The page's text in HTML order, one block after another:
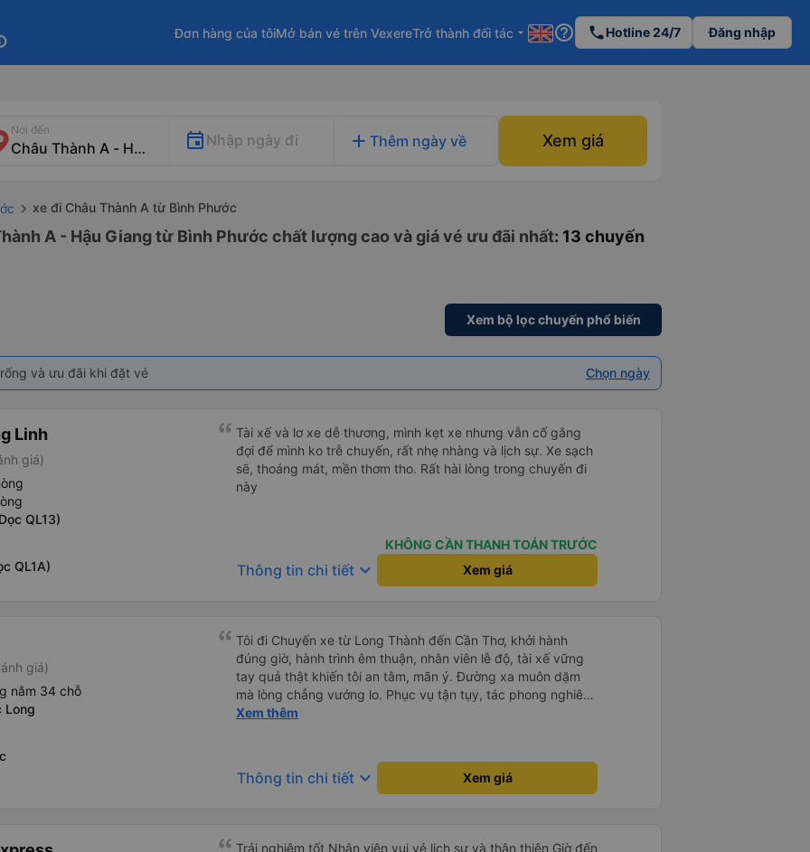
Đơn hàng của tôiMở bán vé trên VexereTrở thành đối tác arrow_drop_down help_outline phoneHotline 24/7 Đăng nhập
Nơi đến
Nhập ngày đi add Thêm ngày về Xem giá
xe đi Châu Thành A từ Bình Phước
A - Hậu Giang từ Bình Phước chất lượng cao và giá vé ưu đãi nhất: 13 chuyến
Xem bộ lọc chuyến phổ biến
và ưu đãi khi đặt vé Chọn ngày
Linh
giá)
QL13)
QL1A)
Tài xế và lơ xe dễ thương, mình kẹt xe nhưng vẫn cố gắng
đợi để mình ko trễ chuyến, rất nhẹ nhàng và lịch sự. Xe sạch
sẽ, thoáng mát, mền thơm tho. Rất hài lòng trong chuyến đi
này
KHÔNG CẦN THANH TOÁN TRƯỚC
Thông tin chi tiết keyboard_arrow_down Xem giá
giá)
nằm 34 chỗ
Long
Tôi đi Chuyến xe từ Long Thành đến Cần Thơ, khởi hành
đúng giờ, hành trình êm thuận, nhân viên lễ độ, tài xế vững
tay quả thật khiến tôi an tâm, mãn ý. Đường xa muôn dặm
mà lòng chẳng vướng lo. Phục vụ tận tụy, tác phong nghiêm
cẩn, hiếm thấy giữa thời buổi kim tiền vội vã. Xã hội loạn đạo.
Xem thêm
Thông tin chi tiết keyboard_arrow_down Xem giá
Trải nghiệm tốt Nhân viên vui vẻ lịch sự và thân thiện Giờ đến